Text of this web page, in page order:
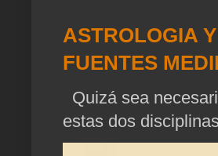
ASTROLOGIA
FUENTES
Quizá sea
estas dos